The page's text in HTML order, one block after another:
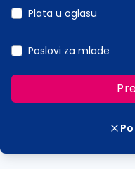
Plata u oglasu
Poslovi za mlade